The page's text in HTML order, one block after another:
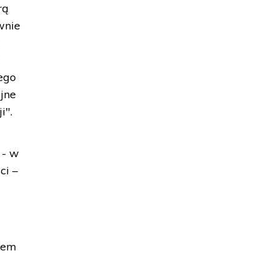
- w
–